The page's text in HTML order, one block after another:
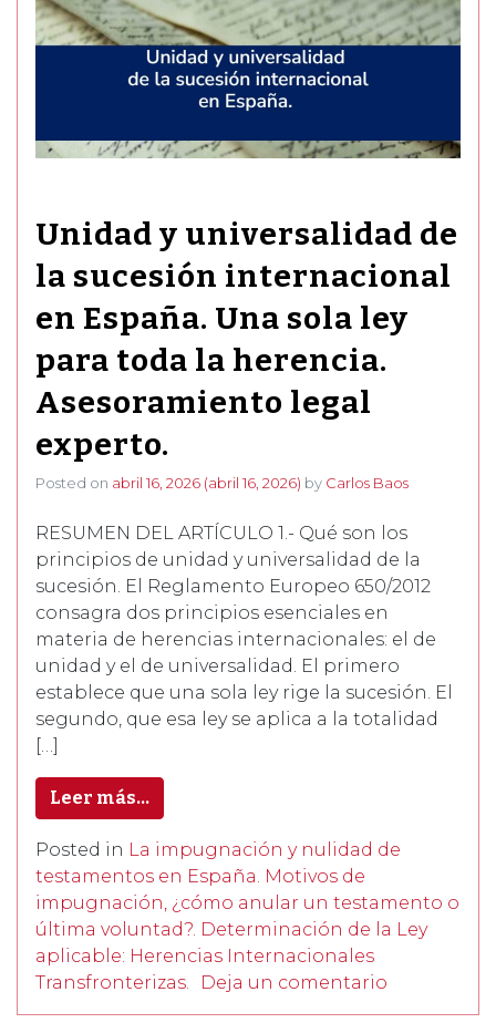
Unidad y universalidad de
la sucesión internacional
en España. Una sola ley
para toda la herencia.
Asesoramiento legal
experto.
Posted on abril 16, 2026 (abril 16, 2026) by Carlos Baos
RESUMEN DEL ARTÍCULO 1.- Qué son los
principios de unidad y universalidad de la
sucesión. El Reglamento Europeo 650/2012
consagra dos principios esenciales en
materia de herencias internacionales: el de
unidad y el de universalidad. El primero
establece que una sola ley rige la sucesión. El
segundo, que esa ley se aplica a la totalidad
[…]
Leer más…
Posted in La impugnación y nulidad de
testamentos en España. Motivos de
impugnación, ¿cómo anular un testamento o
última voluntad?. Determinación de la Ley
aplicable: Herencias Internacionales
Transfronterizas.
Deja un comentario